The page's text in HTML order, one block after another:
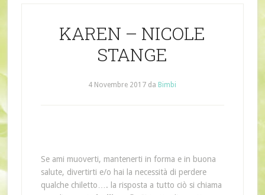
KAREN – NICOLE
STANGE
4 Novembre 2017 da Bimbi
Se ami muoverti, mantenerti in forma e in buona
salute, divertirti e/o hai la necessità di perdere
qualche chiletto…. la risposta a tutto ciò si chiama